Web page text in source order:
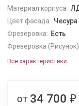
Материал корпуса:
Цвет фасада: Чесура
Фрезеровка: Есть
Фрезеровка
Все характеристики
от 34 700 ₽